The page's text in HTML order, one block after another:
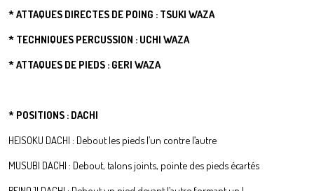
* ATTAQUES DIRECTES DE POING : TSUKI WAZA
* TECHNIQUES PERCUSSION : UCHI WAZA
* ATTAQUES DE PIEDS : GERI WAZA
* POSITIONS : DACHI
HEISOKU DACHI : Debout les pieds l’un contre l’autre
MUSUBI DACHI : Debout, talons joints, pointe des pieds écartés